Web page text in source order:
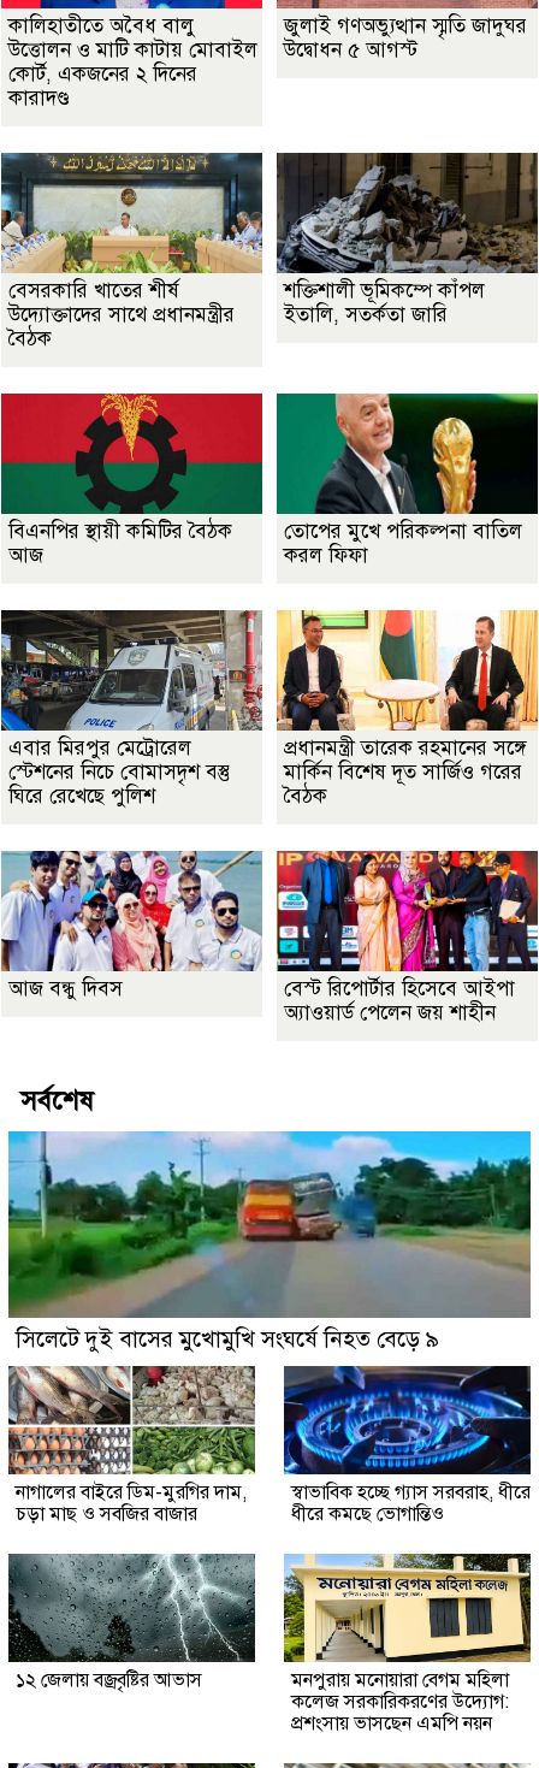
কালিহাতীতে অবৈধ বালু
উত্তোলন ও মাটি কাটায় মোবাইল
কোর্ট, একজনের ২ দিনের
কারাদণ্ড
জুলাই গণঅভ্যুত্থান স্মৃতি জাদুঘর
উদ্বোধন ৫ আগস্ট
বেসরকারি খাতের শীর্ষ
উদ্যোক্তাদের সাথে প্রধানমন্ত্রীর
বৈঠক
শক্তিশালী ভূমিকম্পে কাঁপল
ইতালি, সতর্কতা জারি
বিএনপির স্থায়ী কমিটির বৈঠক
আজ
তোপের মুখে পরিকল্পনা বাতিল
করল ফিফা
এবার মিরপুর মেট্রোরেল
স্টেশনের নিচে বোমাসদৃশ বস্তু
ঘিরে রেখেছে পুলিশ
প্রধানমন্ত্রী তারেক রহমানের সঙ্গে
মার্কিন বিশেষ দূত সার্জিও গরের
বৈঠক
আজ বন্ধু দিবস
বেস্ট রিপোর্টার হিসেবে আইপা
অ্যাওয়ার্ড পেলেন জয় শাহীন
সর্বশেষ
সিলেটে দুই বাসের মুখোমুখি সংঘর্ষে নিহত বেড়ে ৯
নাগালের বাইরে ডিম-মুরগির দাম,
চড়া মাছ ও সবজির বাজার
স্বাভাবিক হচ্ছে গ্যাস সরবরাহ, ধীরে
ধীরে কমছে ভোগান্তিও
১২ জেলায় বজ্রবৃষ্টির আভাস
মনপুরায় মনোয়ারা বেগম মহিলা
কলেজ সরকারিকরণের উদ্যোগ:
প্রশংসায় ভাসছেন এমপি নয়ন